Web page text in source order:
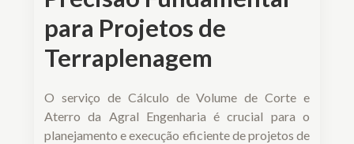
para Projetos de
Terraplenagem
O serviço de Cálculo de Volume de Corte e
Aterro da Agral Engenharia é crucial para o
planejamento e execução eficiente de projetos de